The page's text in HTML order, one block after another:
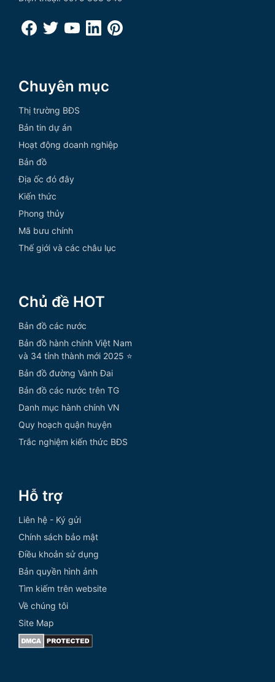
Chuyên mục
Thị trường BĐS
Bản tin dự án
Hoạt động doanh nghiệp
Bản đồ
Địa ốc đó đây
Kiến thức
Phong thủy
Mã bưu chính
Thế giới và các châu lục
Chủ đề HOT
Bản đồ các nước
Bản đồ hành chính Việt Nam
và 34 tỉnh thành mới 2025 ⭐
Bản đồ đường Vành Đai
Bản đồ các nước trên TG
Danh mục hành chính VN
Quy hoạch quận huyện
Trắc nghiệm kiến thức BĐS
Hỗ trợ
Liên hệ - Ký gửi
Chính sách bảo mật
Điều khoản sử dụng
Bản quyền hình ảnh
Tìm kiếm trên website
Về chúng tôi
Site Map